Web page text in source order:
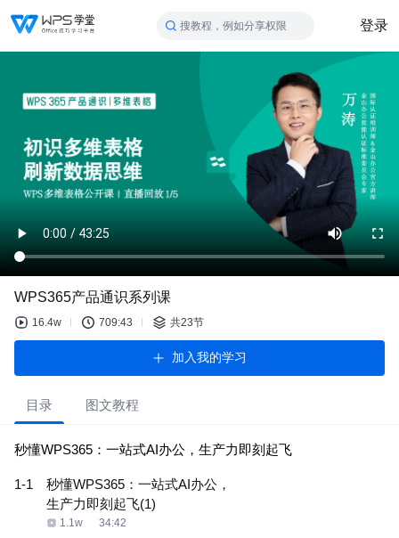
搜教程，例如分享权限 登录
WPS365产品通识系列课
16.4w 709:43 共23节
加入我的学习
目录 图文教程
秒懂WPS365：一站式AI办公，生产力即刻起飞
1-1
秒懂WPS365：一站式AI办公，
生产力即刻起飞(1)
1.1w 34:42